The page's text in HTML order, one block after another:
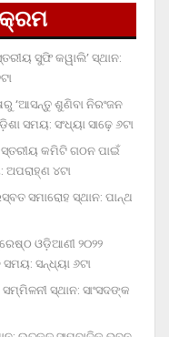
ସୁଫି କୱାଲି’ ସ୍ଥାନ:
‘ଆସନ୍ତୁ ଶୁଣିବା ନିରଂଜନ
ସମୟ: ସଂଧ୍ୟା ସାଢ଼େ ୬ଟା
ସ୍ତରୀୟ କମିଟି ଗଠନ ପାଇଁ
ଅପରାହ୍‌ଣ ୪ଟା
ସମାରୋହ ସ୍ଥାନ: ପାନ୍ଥ
ଓଡ଼ିଆଣୀ ୨୦୨୨
ସନ୍ଧ୍ୟା ୬ଟା
ସ୍ଥାନ: ସାଂସଦଙ୍କ